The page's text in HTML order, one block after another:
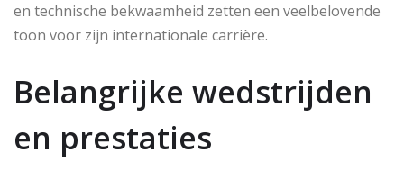
en technische bekwaamheid zetten een veelbelovende
toon voor zijn internationale carrière.
Belangrijke wedstrijden
en prestaties